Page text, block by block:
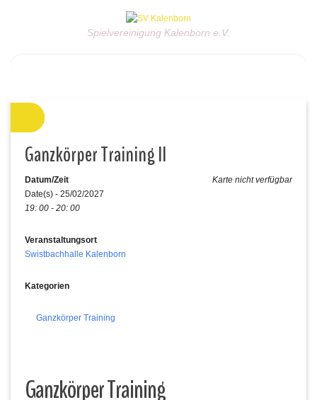
Spielvereinigung Kalenborn e.V.
Ganzkörper Training II
Karte nicht verfügbar
Datum/Zeit
Date(s) - 25/02/2027
19: 00 - 20: 00
Veranstaltungsort
Swistbachhalle Kalenborn
Kategorien
Ganzkörper Training
Ganzkörper Training